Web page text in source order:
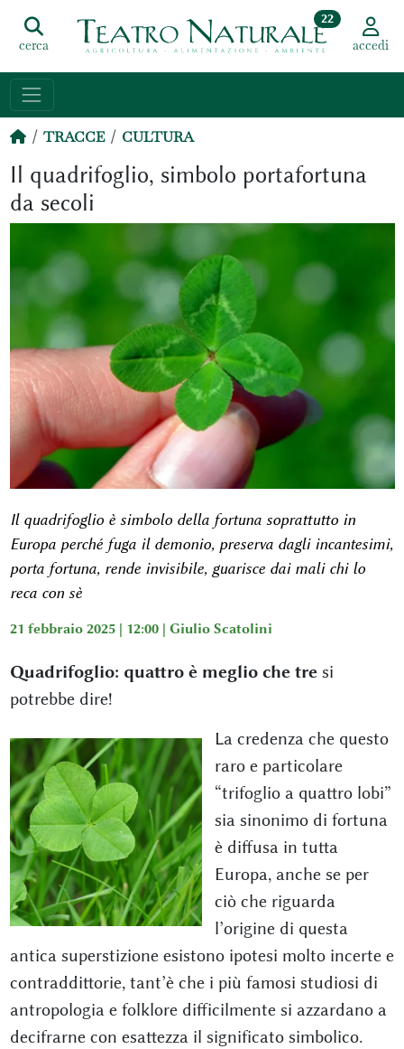
cerca
22
accedi
TRACCE CULTURA
Il quadrifoglio, simbolo portafortuna
da secoli
Il quadrifoglio è simbolo della fortuna soprattutto in
Europa perché fuga il demonio, preserva dagli incantesimi,
porta fortuna, rende invisibile, guarisce dai mali chi lo
reca con sè
21 febbraio 2025 | 12:00 | Giulio Scatolini
Quadrifoglio: quattro è meglio che tre si
potrebbe dire!
La credenza che questo
raro e particolare
“trifoglio a quattro lobi”
sia sinonimo di fortuna
è diffusa in tutta
Europa, anche se per
ciò che riguarda
l’origine di questa
antica superstizione esistono ipotesi molto incerte e
contraddittorie, tant’è che i più famosi studiosi di
antropologia e folklore difficilmente si azzardano a
decifrarne con esattezza il significato simbolico.